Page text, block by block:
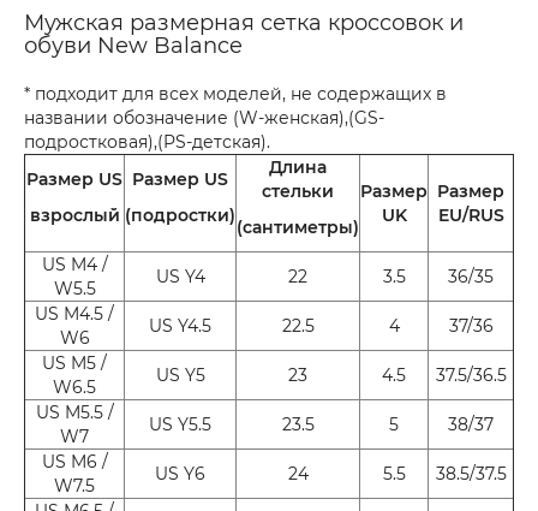
Мужская размерная сетка кроссовок и
обуви New Balance
* подходит для всех моделей, не содержащих в
названии обозначение (W-женская),(GS-
подростковая),(PS-детская).
Размер US
взрослый
Размер US
(подростки)
Длина
стельки
(сантиметры)
Размер
UK
Размер
EU/RUS
US M4 /
W5.5
US Y4 22 3.5
36/35
US M4.5 /
W6
US Y4.5 22.5 4
37/36
US M5 /
W6.5
US Y5 23 4.5
37.5/36.5
US M5.5 /
W7
US Y5.5 23.5 5
38/37
US M6 /
W7.5
US Y6 24 5.5
38.5/37.5